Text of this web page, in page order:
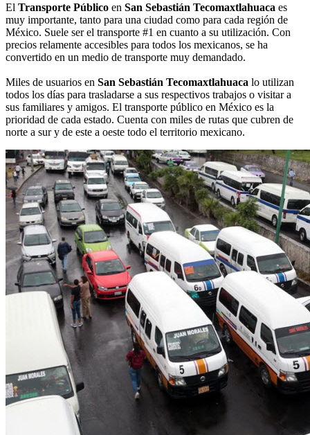
El Transporte Público en San Sebastián Tecomaxtlahuaca es
muy importante, tanto para una ciudad como para cada región de
México. Suele ser el transporte #1 en cuanto a su utilización. Con
precios relamente accesibles para todos los mexicanos, se ha
convertido en un medio de transporte muy demandado.
Miles de usuarios en San Sebastián Tecomaxtlahuaca lo utilizan
todos los días para trasladarse a sus respectivos trabajos o visitar a
sus familiares y amigos. El transporte público en México es la
prioridad de cada estado. Cuenta con miles de rutas que cubren de
norte a sur y de este a oeste todo el territorio mexicano.